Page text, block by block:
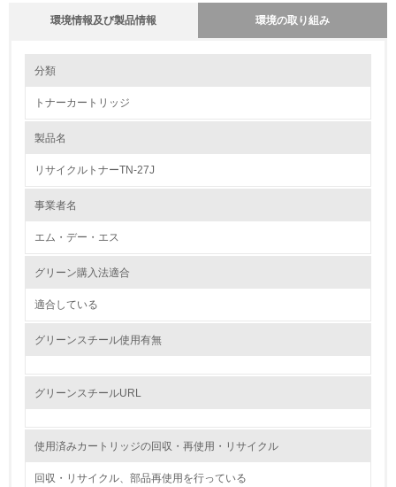
環境情報及び製品情報 環境の取り組み
1.環境取り組み体制
分類
トナーカートリッジ
製品名
リサイクルトナーTN-27J
事業者名
エム・デー・エス
グリーン購入法適合
適合している
グリーンスチール使用有無
グリーンスチールURL
使用済みカートリッジの回収・再使用・リサイクル
回収・リサイクル、部品再使用を行っている